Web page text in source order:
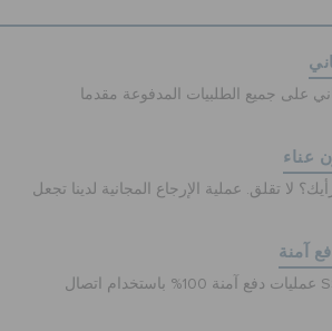
على جميع الطلبيات المدفوعة مقدما
عناء
لا تقلق. عملية الإرجاع المجانية لدينا تجعل
آمنة